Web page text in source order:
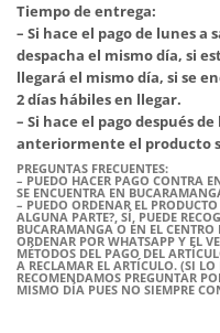
Tiempo de entrega:
– Si hace el pago de lunes a
despacha el mismo día, si
llegará el mismo día, si se
2 días hábiles en llegar.
– Si hace el pago después
anteriormente el producto
PREGUNTAS FRECUENTES:
– PUEDO HACER PAGO CONTRA
SE ENCUENTRA EN
– PUEDO ORDENAR EL
ALGUNA PARTE?, SÍ, PUEDE
BUCARAMANGA O EN EL
ORDENAR POR WHATSAPP Y EL
MÉTODOS DEL PAGO DEL
A RECLAMAR EL ARTÍCULO. (SI
RECOMENDAMOS PREGUNTAR
MISMO DÍA PUES NO SIEMPRE